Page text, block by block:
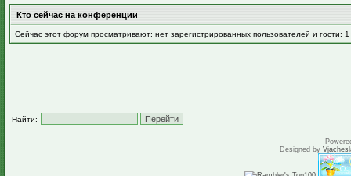
Кто сейчас на конференции
Сейчас этот форум просматривают: нет зарегистрированных пользователей и гости: 1
Найти:
Designed by